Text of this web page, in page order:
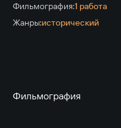
Фильмография:1 работа
Жанры:исторический
Фильмография